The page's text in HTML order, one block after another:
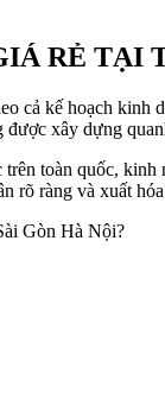
RẺ TẠI
cả kế hoạch
xây dựng
toàn quốc,
rõ ràng và xuất
Gòn Hà Nội?